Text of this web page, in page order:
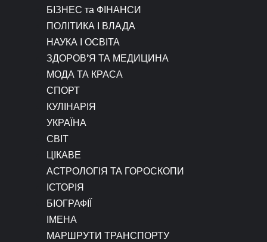
БІЗНЕС та ФІНАНСИ
ПОЛІТИКА І ВЛАДА
НАУКА І ОСВІТА
ЗДОРОВ’Я ТА МЕДИЦИНА
МОДА ТА КРАСА
СПОРТ
КУЛІНАРІЯ
УКРАЇНА
СВІТ
ЦІКАВЕ
АСТРОЛОГІЯ ТА ГОРОСКОПИ
ІСТОРІЯ
БІОГРАФІЇ
ІМЕНА
МАРШРУТИ ТРАНСПОРТУ